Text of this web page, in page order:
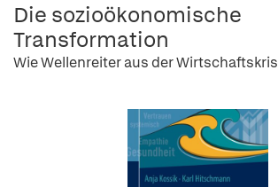
Die sozioökonomische
Transformation
Wie Wellenreiter aus der